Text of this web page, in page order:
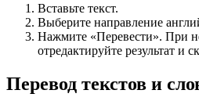
Вставьте текст.
Выберите направление
Нажмите «Перевести». При
отредактируйте результат и
Перевод текстов и